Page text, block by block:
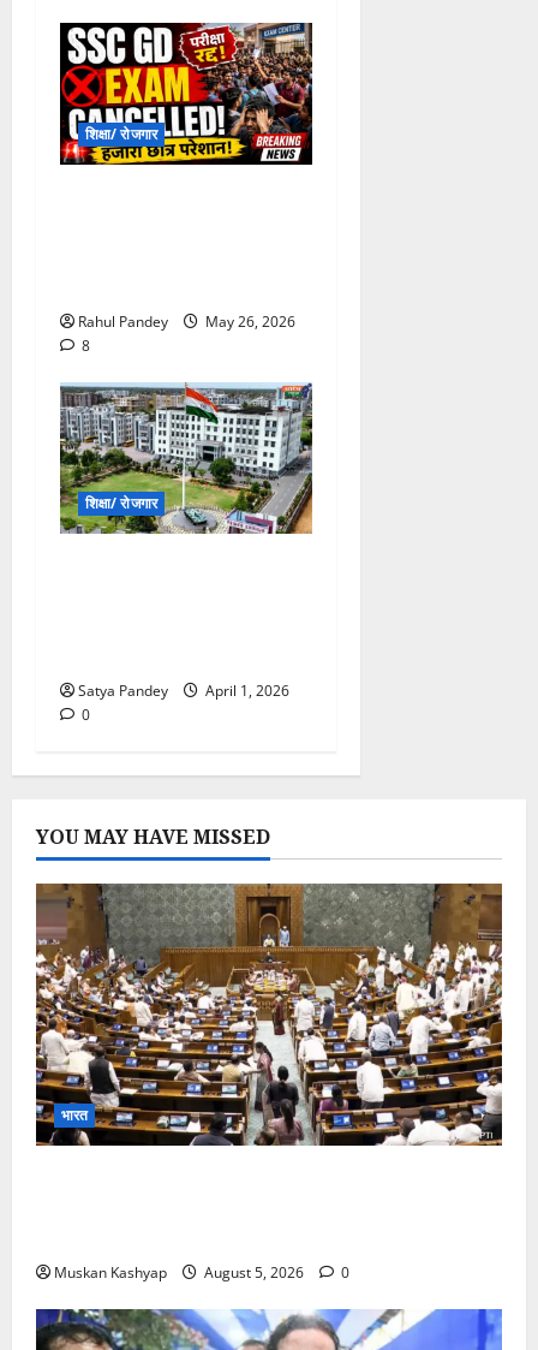
शिक्षा/ रोजगार
Rahul Pandey
May 26, 2026
8
शिक्षा/ रोजगार
Satya Pandey
April 1, 2026
0
YOU MAY HAVE MISSED
भारत
Muskan Kashyap August 5, 2026 0